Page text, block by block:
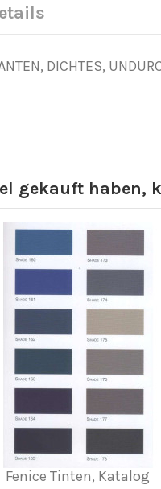
DICHTES,
gekauft haben,
Fenice Tinten, Katalog